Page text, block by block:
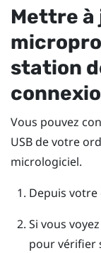
Mettre à
station
Vous pouvez
USB de votre
micrologiciel.
Depuis votre
Si vous
pour vérifier